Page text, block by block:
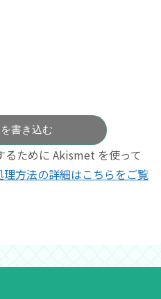
書き込む
るために Akismet を使って
方法の詳細はこちらをご覧